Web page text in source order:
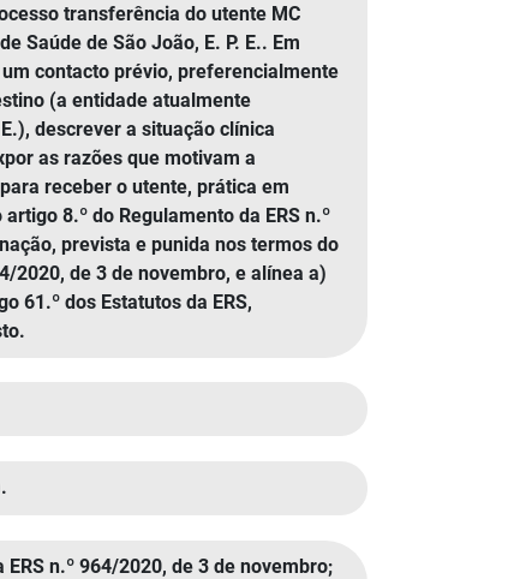
transferência do utente MC
Saúde de São João, E. P. E.. Em
contacto prévio, preferencialmente
(a entidade atualmente
descrever a situação clínica
as razões que motivam a
receber o utente, prática em
8.º do Regulamento da ERS n.º
prevista e punida nos termos do
2020, de 3 de novembro, e alínea a)
61.º dos Estatutos da ERS,
n.º 964/2020, de 3 de novembro;